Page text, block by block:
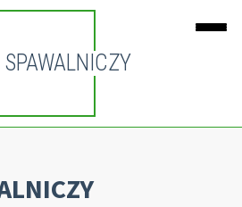
SPAWALNICZY